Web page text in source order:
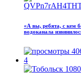
«А вы, ребята, с кем
водоканала
4